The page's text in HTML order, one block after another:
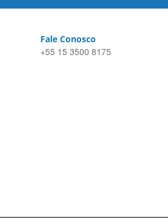
Fale Conosco
+55 15 3500 8175